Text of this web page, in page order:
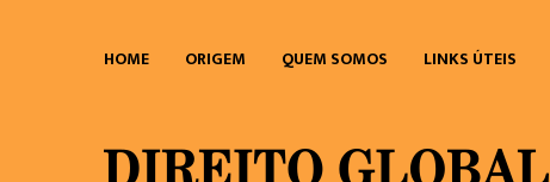
HOME ORIGEM QUEM SOMOS LINKS ÚTEIS